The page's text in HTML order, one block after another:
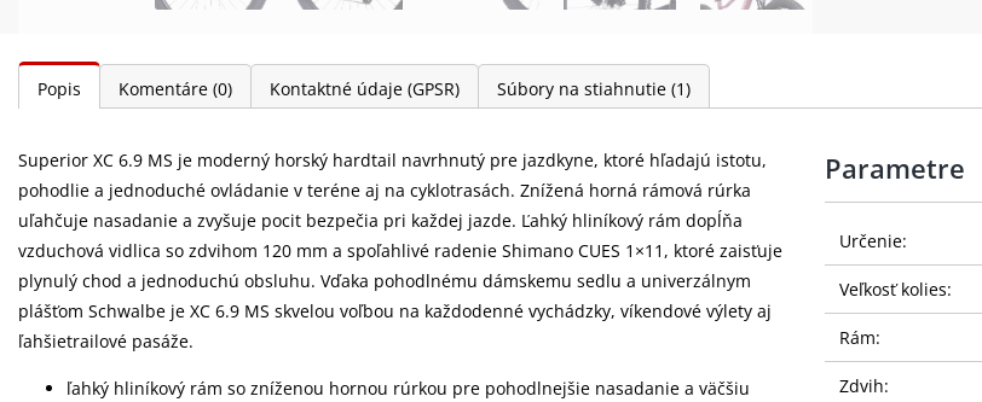
Popis Komentáre (0) Kontaktné údaje (GPSR) Súbory na stiahnutie (1)
Superior XC 6.9 MS je moderný horský hardtail navrhnutý pre jazdkyne, ktoré hľadajú istotu,
pohodlie a jednoduché ovládanie v teréne aj na cyklotrasách. Znížená horná rámová rúrka
uľahčuje nasadanie a zvyšuje pocit bezpečia pri každej jazde. Ľahký hliníkový rám dopĺňa
vzduchová vidlica so zdvihom 120 mm a spoľahlivé radenie Shimano CUES 1×11, ktoré zaisťuje
plynulý chod a jednoduchú obsluhu. Vďaka pohodlnému dámskemu sedlu a univerzálnym
plášťom Schwalbe je XC 6.9 MS skvelou voľbou na každodenné vychádzky, víkendové výlety aj
ľahšietrailové pasáže.
ľahký hliníkový rám so zníženou hornou rúrkou pre pohodlnejšie nasadanie a väčšiu
Parametre
Určenie:
Veľkosť kolies:
Rám:
Zdvih: